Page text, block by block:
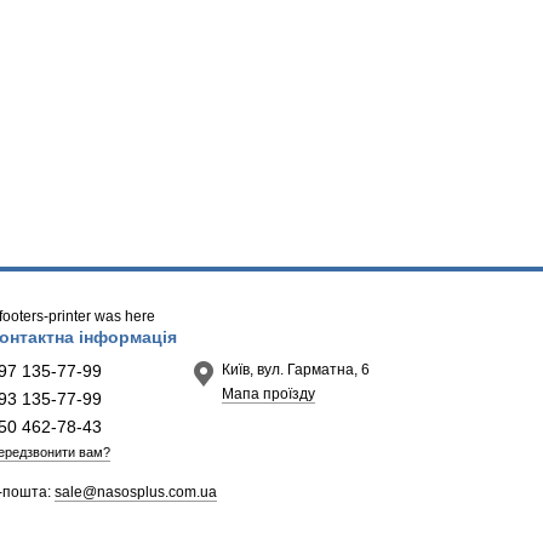
printer was here
інформація
135-77-99
135-77-99
462-78-43
вам?
Київ, вул. Гарматна, 6
Мапа проїзду
пошта:sale@nasosplus.com.ua